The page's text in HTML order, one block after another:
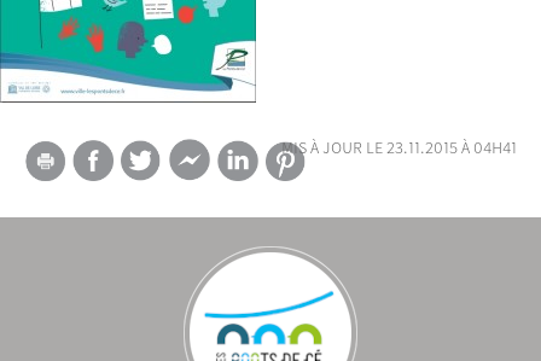
mis à jour le 23.11.2015 à 04h41